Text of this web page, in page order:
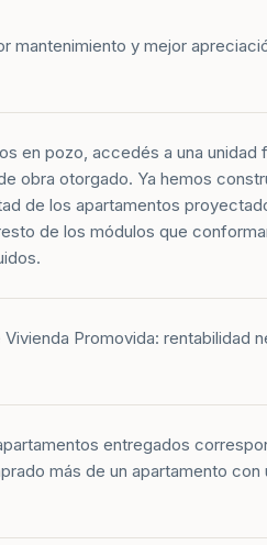
mantenimiento y mejor
en pozo, accedés a una unidad
obra otorgado. Ya hemos
de los apartamentos
de los módulos que
Promovida: rentabilidad
entregados
más de un apartamento con